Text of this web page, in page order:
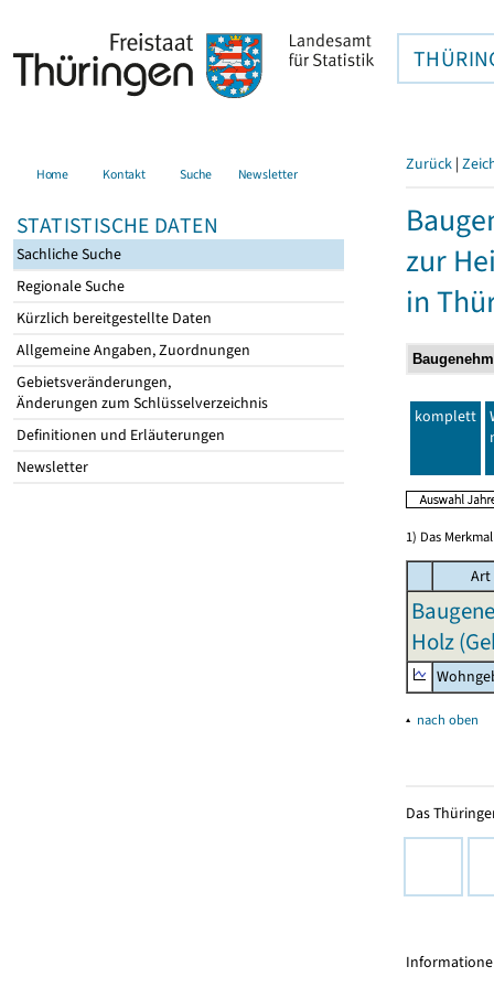
Home Kontakt Suche Newsletter
STATISTISCHE DATEN
Sachliche Suche
Regionale Suche
Kürzlich bereitgestellte Daten
Allgemeine Angaben, Zuordnungen
Gebietsveränderungen,
Änderungen zum Schlüsselverzeichnis
Definitionen und Erläuterungen
Newsletter
Zurück |
zur
in
komplett
1) Das
Art
Holz
▴ nach oben
Das